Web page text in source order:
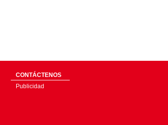
CONTÁCTENOS
Publicidad